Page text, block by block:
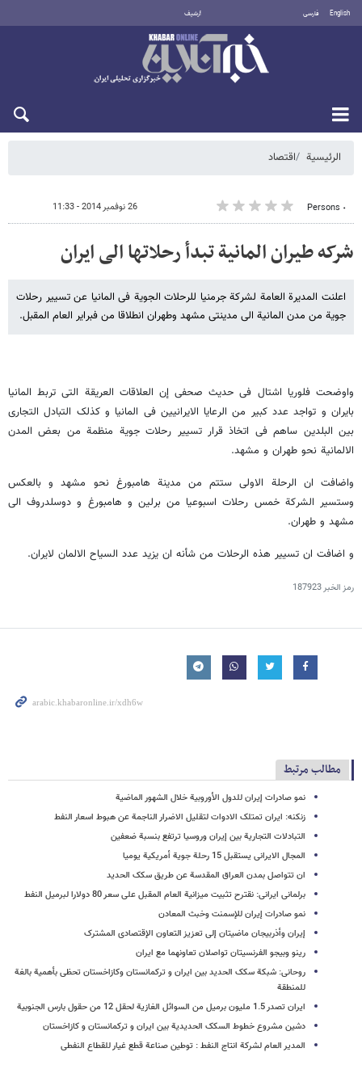
English فارسی أرشيف
الرئيسية اقتصاد
٠ Persons 26 نوفمبر 2014 - 11:33
شرکه طیران المانیة تبدأ رحلاتها الی ایران
اعلنت المدیرة العامة لشرکة جرمنیا للرحلات الجویة فی المانیا عن تسییر رحلات
جویة من مدن المانیة الی مدینتی مشهد وطهران انطلاقا من فبرایر العام المقبل.
واوضحت فلوریا اشتال فی حدیث صحفی إن العلاقات العریقة التی تربط المانیا
بایران و تواجد عدد کبیر من الرعایا الایرانیین فی المانیا و کذلک التبادل التجاری
بین البلدین ساهم فی اتخاذ قرار تسییر رحلات جویة منظمة من بعض المدن
الالمانیة نحو طهران و مشهد.
واضافت ان الرحلة الاولی ستتم من مدینة هامبورغ نحو مشهد و بالعکس
وستسیر الشرکة خمس رحلات اسبوعیا من برلین و هامبورغ و دوسلدروف الی
مشهد و طهران.
و اضافت ان تسییر هذه الرحلات من شأنه ان یزید عدد السیاح الالمان لایران.
رمز الخبر187923
مطالب مرتبط
نمو صادرات إیران للدول الأوروبیة خلال الشهور الماضیة
زنکنه: ایران تمتلک الادوات لتقلیل الاضرار الناجمة عن هبوط اسعار النفط
التبادلات التجاریة بین إیران وروسیا ترتفع بنسبة ضعفین
المجال الایرانی یستقبل 15 رحلة جویة أمریکیة یومیا
ان تتواصل بمدن العراق المقدسة عن طریق سکک الحدید
برلمانی ایرانی: نقترح تثبیت میزانیة العام المقبل علی سعر 80 دولارا لبرمیل النفط
نمو صادرات إیران للإسمنت وخبث المعادن
إیران وأذربیجان ماضیتان إلی تعزیز التعاون الإقتصادی المشترک
رینو وبیجو الفرنسیتان تواصلان تعاونهما مع ایران
روحانی: شبکة سکک الحدید بین ایران و ترکمانستان وکازاخستان تحظی بأهمیة بالغة
للمنطقة
ایران تصدر 1.5 ملیون برمیل من السوائل الغازیة لحقل 12 من حقول بارس الجنوبیة
دشین مشروع خطوط السکک الحدیدیة بین ایران و ترکمانستان و کازاخستان
المدیر العام لشرکة انتاج النفط : توطین صناعة قطع غیار للقطاع النفطی